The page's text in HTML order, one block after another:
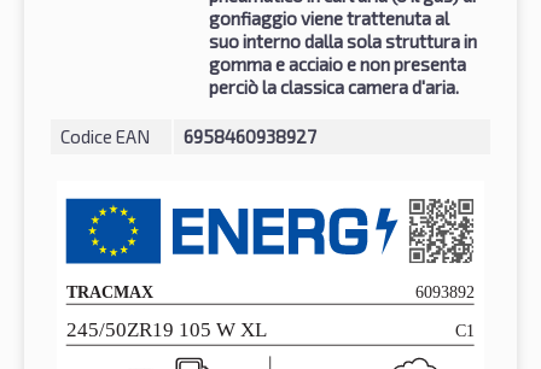
gonfiaggio viene trattenuta al
suo interno dalla sola struttura in
gomma e acciaio e non presenta
perciò la classica camera d'aria.
Codice EAN 6958460938927